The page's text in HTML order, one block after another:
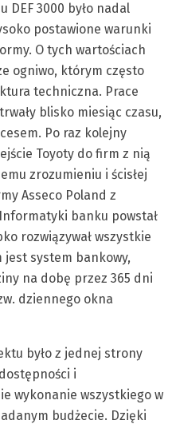
3000 było nadal
postawione warunki
O tych wartościach
ogniwo, którym często
techniczna. Prace
blisko miesiąc czasu,
Po raz kolejny
Toyoty do firm z nią
zrozumieniu i ścisłej
Asseco Poland z
banku powstał
rozwiązywał wszystkie
system bankowy,
na dobę przez 365 dni
dziennego okna
było z jednej strony
i
wykonanie wszystkiego w
budżecie. Dzięki